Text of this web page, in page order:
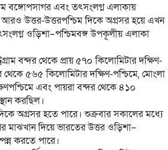
বঙ্গোপসাগর এবং তৎসংলগ্ন এলাকায়
আরও উত্তর-উত্তরপশ্চিম দিকে অগ্রসর হয়ে এখন
ওড়িশা–পশ্চিমবঙ্গ উপকূলীয় এলাকা
বন্দর থেকে প্রায় ৫৭০ কিলোমিটার দক্ষিণ-
থেকে ৫৬৫ কিলোমিটার দক্ষিণ-পশ্চিমে, মোংলা
এবং পায়রা বন্দর থেকে ৪১০
করছিল।
অগ্রসর হতে পারে। শুক্রবার সকালের মধ্যে
মাঝখান দিয়ে ভারতের উত্তর ওড়িশা–
করতে পারে।